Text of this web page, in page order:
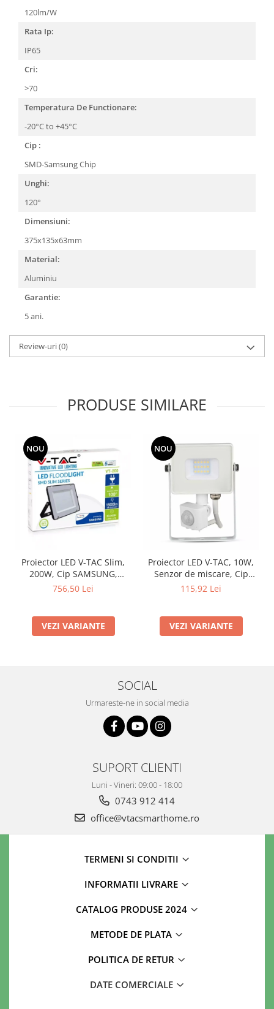
120lm/W
Rata Ip:
IP65
Cri:
>70
Temperatura De Functionare:
-20°C to +45°C
Cip :
SMD-Samsung Chip
Unghi:
120°
Dimensiuni:
375x135x63mm
Material:
Aluminiu
Garantie:
5 ani.
Review-uri(0)
PRODUSE SIMILARE
NOU
Proiector LED V-TAC Slim,
200W, Cip SAMSUNG,
80lm/w, 16000lm
756,50 Lei
VEZI VARIANTE
NOU
Proiector LED V-TAC, 10W,
Senzor de miscare, Cip
SAMSUNG, IP65
115,92 Lei
VEZI VARIANTE
SOCIAL
Urmareste-ne in social media
SUPORT CLIENTI
Luni - Vineri: 09:00 - 18:00
0743 912 414
office@vtacsmarthome.ro
TERMENI SI CONDITII
INFORMATII LIVRARE
CATALOG PRODUSE 2024
METODE DE PLATA
POLITICA DE RETUR
DATE COMERCIALE